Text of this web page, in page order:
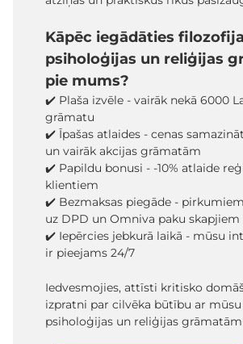
Kāpēc iegādāties
psiholoģijas un reliģijas
pie mums?
✔️ Plaša izvēle - vairāk nekā 6000
grāmatu
✔️ Īpašas atlaides - cenas
un vairāk akcijas grāmatām
✔️ Papildu bonusi - -10% atlaide
klientiem
✔️ Bezmaksas piegāde -
uz DPD un Omniva paku skapjiem
✔️ Iepērcies jebkurā laikā - mūsu
ir pieejams 24/7
Iedvesmojies, attīsti kritisko
izpratni par cilvēka būtību ar
psiholoģijas un reliģijas